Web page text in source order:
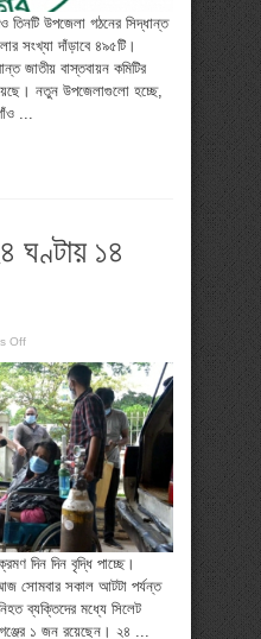
উপজেলা গঠনের সিদ্ধান্ত
সংখ্যা দাঁড়াবে ৪৯৫টি।
জাতীয় বাস্তবায়ন কমিটির
নতুন উপজেলাগুলো হচ্ছে,
...
ঘণ্টায় ১৪
Offon
করোনায়
২৪
ঘণ্টায়
১৪
জনের
মৃত্যু
দিন দিন বৃদ্ধি পাচ্ছে।
সোমবার সকাল আটটা পর্যন্ত
ব্যক্তিদের মধ্যে সিলেট
১ জন রয়েছেন। ২৪ ...